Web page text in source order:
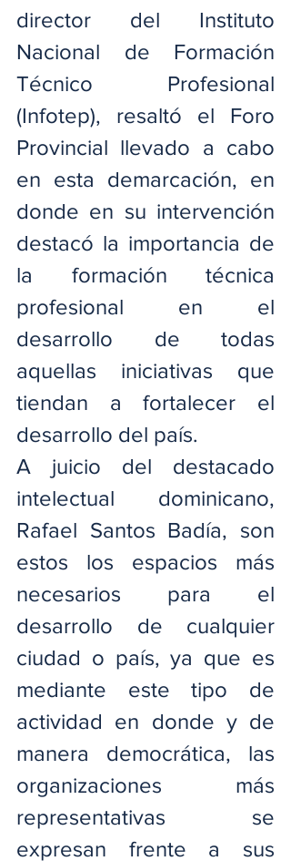
director del Instituto
Nacional de Formación
Técnico Profesional
(Infotep), resaltó el Foro
Provincial llevado a cabo
en esta demarcación, en
donde en su intervención
destacó la importancia de
la formación técnica
profesional en el
desarrollo de todas
aquellas iniciativas que
tiendan a fortalecer el
desarrollo del país.
A juicio del destacado
intelectual dominicano,
Rafael Santos Badía, son
estos los espacios más
necesarios para el
desarrollo de cualquier
ciudad o país, ya que es
mediante este tipo de
actividad en donde y de
manera democrática, las
organizaciones más
representativas se
expresan frente a sus